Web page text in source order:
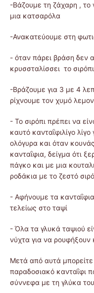
-Βάζουμε τη ζάχαρη , το
μια κατσαρόλα
-Ανακατεύουμε στη
- όταν πάρει βράση δεν
κρυσσταλίσσει το σιρόπι
-Βράζουμε για 3 με 4
ρίχνουμε τον χυμό
- Το σιρόπι πρέπει να
καυτό κανταΐφιλίγο
ολόγυρα και όταν
κανταΐφια, δείγμα ότι
πάγκο και με μια
ροδάκια με το ζεστό
- Αφήνουμε τα
τελείως στο ταψί
- Όλα τα γλυκά ταψιού
νύχτα για να ρουφήξουν
Μετά από αυτά
παραδοσιακό κανταΐφι
σύννεφα με τη γλύκα